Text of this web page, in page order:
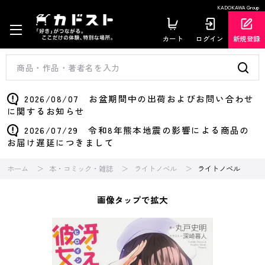
KADOKAWA Group
カート ログイン 新規登録
2026/08/07 お盆期間中の出荷およびお問い合わせ
に関するお知らせ
2026/07/29 令和8年熊本地震の影響による商品の
お届け遅延につきまして
ホーム 本・コミック・雑誌 ライトノベル ライトノベル
画像タップで拡大